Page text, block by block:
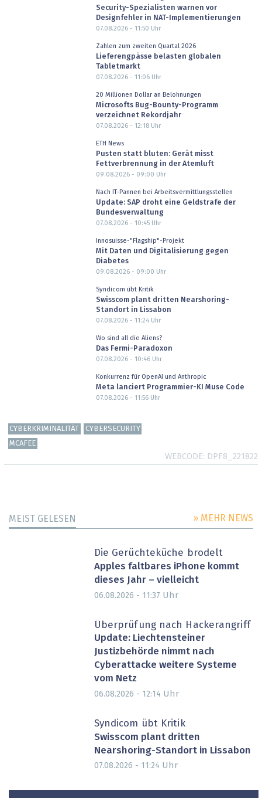
Security-Spezialisten warnen vor
Designfehler in NAT-Implementierungen
07.08.2026 - 11:50 Uhr
Zahlen zum zweiten Quartal 2026
Lieferengpässe belasten globalen
Tabletmarkt
07.08.2026 - 11:06Uhr
20 Millionen Dollar an Belohnungen
Microsofts Bug-Bounty-Programm
verzeichnet Rekordjahr
07.08.2026 - 12:18Uhr
ETH News
Pusten statt bluten: Gerät misst
Fettverbrennung in der Atemluft
09.08.2026 - 09:00 Uhr
Nach IT-Pannen bei Arbeitsvermittlungsstellen
Update: SAP droht eine Geldstrafe der
Bundesverwaltung
07.08.2026 - 10:45Uhr
Innosuisse-"Flagship"-Projekt
Mit Daten und Digitalisierung gegen
Diabetes
09.08.2026 - 09:00 Uhr
Syndicom übt Kritik
Swisscom plant dritten Nearshoring-
Standort in Lissabon
07.08.2026 - 11:24Uhr
Wo sind all die Aliens?
Das Fermi-Paradoxon
07.08.2026 - 10:46Uhr
Konkurrenz für OpenAI und Anthropic
Meta lanciert Programmier-KI Muse Code
07.08.2026 - 11:56Uhr
CYBERKRIMINALITÄT
CYBERSECURITY
MCAFEE
WEBCODE DPF8_221822
MEIST GELESEN » MEHR NEWS
Die Gerüchteküche brodelt
Apples faltbares iPhone kommt
dieses Jahr – vielleicht
06.08.2026 - 11:37 Uhr
Überprüfung nach Hackerangriff
Update: Liechtensteiner
Justizbehörde nimmt nach
Cyberattacke weitere Systeme
vom Netz
06.08.2026 - 12:14 Uhr
Syndicom übt Kritik
Swisscom plant dritten
Nearshoring-Standort in Lissabon
07.08.2026 - 11:24 Uhr